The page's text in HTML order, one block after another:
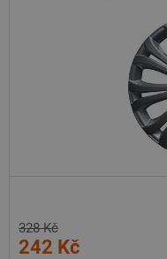
328 Kč
242 Kč